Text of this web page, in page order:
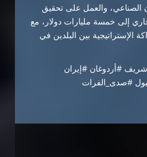
الصناعي، والعمل على تحقيق
إلى خمسة مليارات دولار، مع
الإستراتيجية بين البلدين في
#أردوغان #إيران
#صدى_الفرات